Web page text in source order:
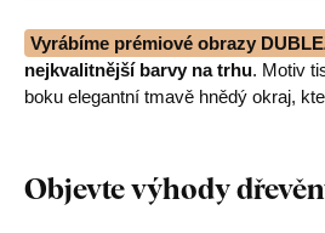
Vyrábíme prémiové obrazy
nejkvalitnější barvy na trhu. Motiv
boku elegantní tmavě hnědý okraj,
Objevte výhody